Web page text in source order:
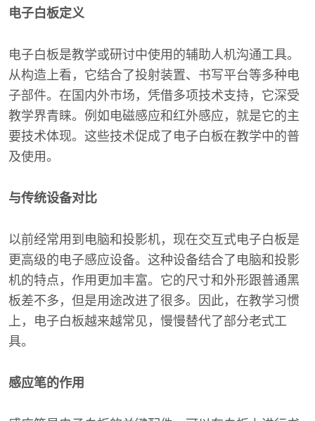
电子白板定义
电子白板是教学或研讨中使用的辅助人机沟通工具。
从构造上看，它结合了投射装置、书写平台等多种电
子部件。在国内外市场，凭借多项技术支持，它深受
教学界青睐。例如电磁感应和红外感应，就是它的主
要技术体现。这些技术促成了电子白板在教学中的普
及使用。
与传统设备对比
以前经常用到电脑和投影机，现在交互式电子白板是
更高级的电子感应设备。这种设备结合了电脑和投影
机的特点，作用更加丰富。它的尺寸和外形跟普通黑
板差不多，但是用途改进了很多。因此，在教学习惯
上，电子白板越来越常见，慢慢替代了部分老式工
具。
感应笔的作用